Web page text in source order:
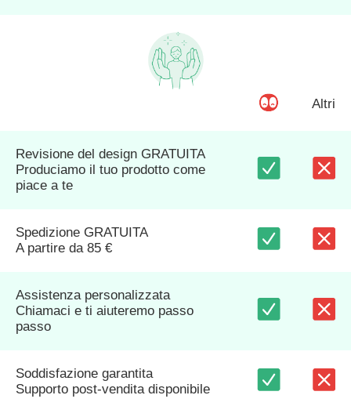
Altri
Revisione del design GRATUITA
Produciamo il tuo prodotto come
piace a te
Spedizione GRATUITA
A partire da 85 €
Assistenza personalizzata
Chiamaci e ti aiuteremo passo
passo
Soddisfazione garantita
Supporto post-vendita disponibile